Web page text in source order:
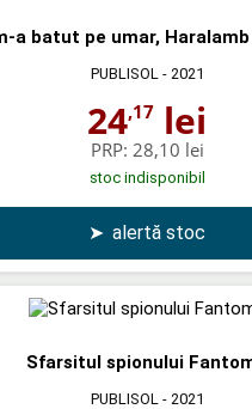
a batut pe umar,
PUBLISOL - 2021
24,17 lei
PRP: 28,10 lei
stoc indisponibil
➤ alertă stoc
Sfarsitul spionului
PUBLISOL - 2021